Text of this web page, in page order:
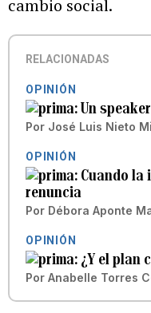
cambio social.
RELACIONADAS
OPINIÓN
Un
Por José Luis Nieto
OPINIÓN
Cuando la
renuncia
Por Débora Aponte
OPINIÓN
¿Y el plan
Por Anabelle Torres